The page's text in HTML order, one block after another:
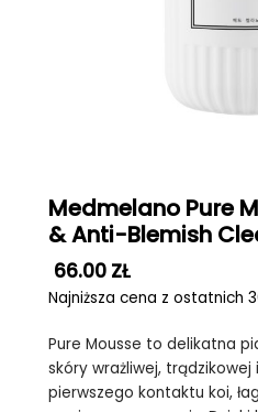
Medmelano Pure
& Anti-Blemish
66.00 ZŁ
Najniższa cena z ostatnich
Pure Mousse to delikatna
skóry wrażliwej,
pierwszego kontaktu koi,